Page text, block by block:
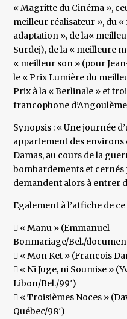
« Magritte du Cinéma »,
meilleur réalisateur », du
adaptation », de la«
Surdej), de la « meilleure
« meilleur son » (pour
le « Prix Lumière du
Prix à la « Berlinale » et
francophone
Synopsis : « Une journée
appartement des environs
Damas, au cours de la
bombardements et cernés
demandent alors à entrer
Egalement à l’affiche de ce
 « Manu » (Emmanuel
Bonmariage/Bel./
 « Mon Ket » (François
 « Ni Juge, ni Soumise »
Libon/Bel./99′)
 « Troisièmes Noces »
Québec/98′)